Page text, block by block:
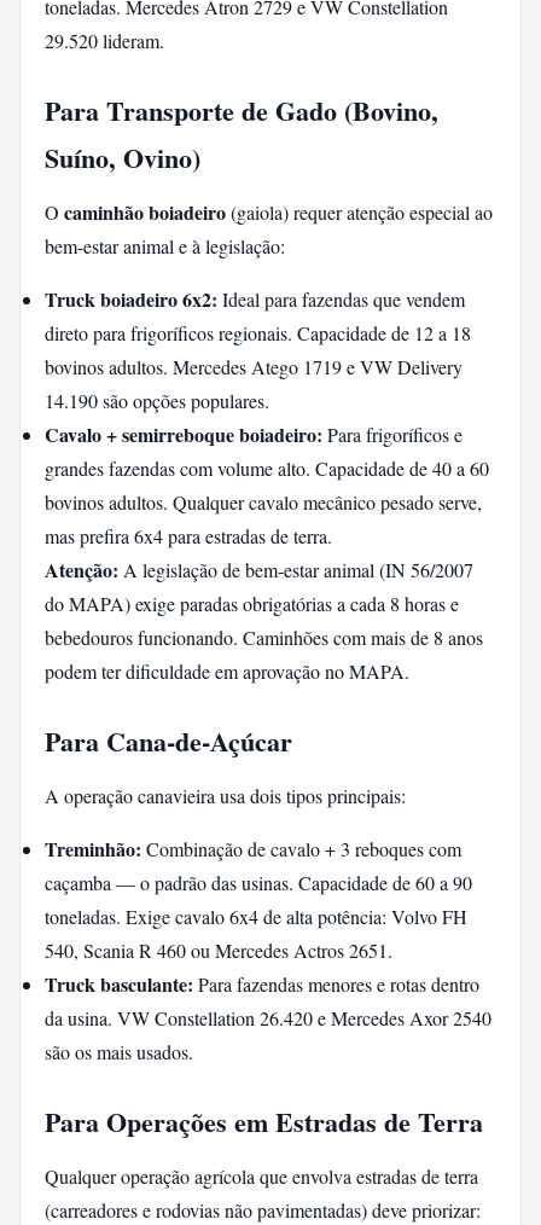
toneladas. Mercedes Atron 2729 e VW Constellation
29.520 lideram.
Para Transporte de Gado (Bovino,
Suíno, Ovino)
O caminhão boiadeiro(gaiola) requer atenção especial ao
bem-estar animal e à legislação:
Truck boiadeiro 6x2: Ideal para fazendas que vendem
direto para frigoríficos regionais. Capacidade de 12 a 18
bovinos adultos. Mercedes Atego 1719 e VW Delivery
14.190 são opções populares.
Cavalo + semirreboque boiadeiro: Para frigoríficos e
grandes fazendas com volume alto. Capacidade de 40 a 60
bovinos adultos. Qualquer cavalo mecânico pesado serve,
mas prefira 6x4 para estradas de terra.
Atenção: A legislação de bem-estar animal (IN 56/2007
do MAPA) exige paradas obrigatórias a cada 8 horas e
bebedouros funcionando. Caminhões com mais de 8 anos
podem ter dificuldade em aprovação no MAPA.
Para Cana-de-Açúcar
A operação canavieira usa dois tipos principais:
Treminhão: Combinação de cavalo + 3 reboques com
caçamba — o padrão das usinas. Capacidade de 60 a 90
toneladas. Exige cavalo 6x4 de alta potência: Volvo FH
540, Scania R 460 ou Mercedes Actros 2651.
Truck basculante: Para fazendas menores e rotas dentro
da usina. VW Constellation 26.420 e Mercedes Axor 2540
são os mais usados.
Para Operações em Estradas de Terra
Qualquer operação agrícola que envolva estradas de terra
(carreadores e rodovias não pavimentadas) deve priorizar: